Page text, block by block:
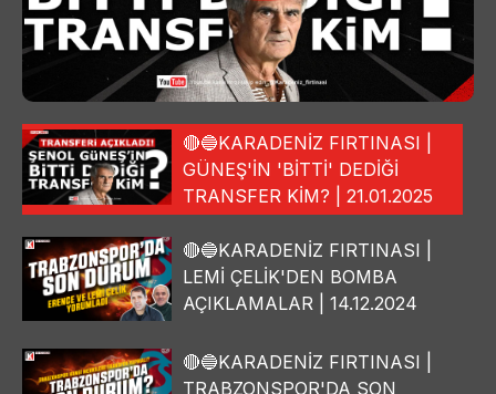
🔴🔵KARADENİZ FIRTINASI |
GÜNEŞ'İN 'BİTTİ' DEDİĞİ
TRANSFER KİM? | 21.01.2025
🔴🔵KARADENİZ FIRTINASI |
LEMİ ÇELİK'DEN BOMBA
AÇIKLAMALAR | 14.12.2024
🔴🔵KARADENİZ FIRTINASI |
TRABZONSPOR'DA SON